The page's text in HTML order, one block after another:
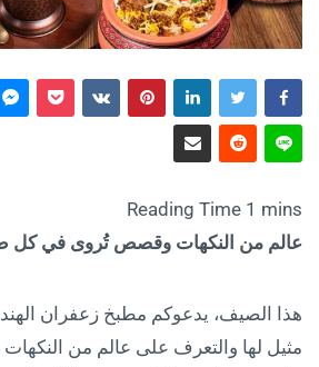
عالم من النكهات وقصص تُروى في كل
هذا الصيف، يدعوكم مطبخ زعفران
مثيل لها والتعرف على عالم من